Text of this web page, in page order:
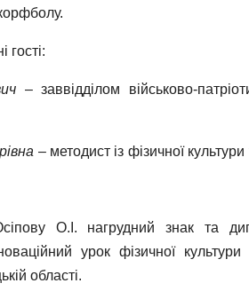
гості:
– заввідділом військово-
– методист із фізичної
О.І. нагрудний знак та
урок фізичної
області.